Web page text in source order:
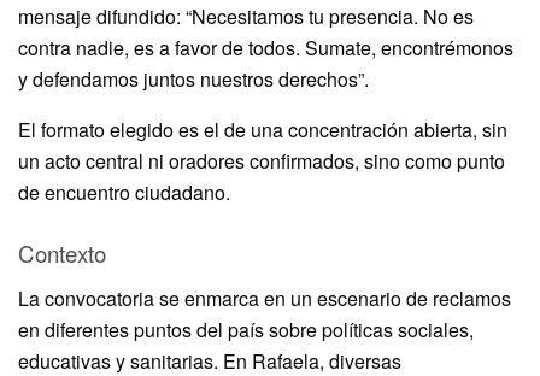
mensaje difundido: “Necesitamos tu presencia. No es
contra nadie, es a favor de todos. Sumate, encontrémonos
y defendamos juntos nuestros derechos”.
El formato elegido es el de una concentración abierta, sin
un acto central ni oradores confirmados, sino como punto
de encuentro ciudadano.
Contexto
La convocatoria se enmarca en un escenario de reclamos
en diferentes puntos del país sobre políticas sociales,
educativas y sanitarias. En Rafaela, diversas